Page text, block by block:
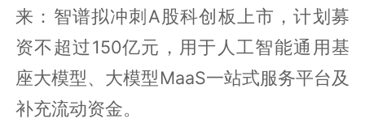
来：智谱拟冲刺A股科创板上市，计划募
资不超过150亿元，用于人工智能通用基
座大模型、大模型MaaS一站式服务平台及
补充流动资金。